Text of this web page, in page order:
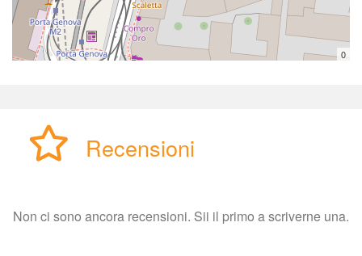
0
Recensioni
Non ci sono ancora recensioni. Sii il primo a scriverne una.